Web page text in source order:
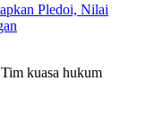
Pledoi, Nilai
kuasa hukum